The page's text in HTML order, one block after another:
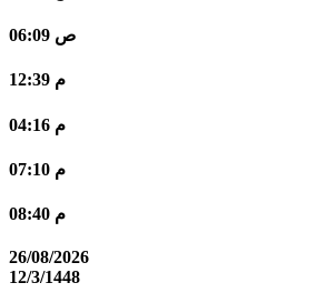
06:09 ص
12:39 م
04:16 م
07:10 م
08:40 م
26/08/2026
12/3/1448